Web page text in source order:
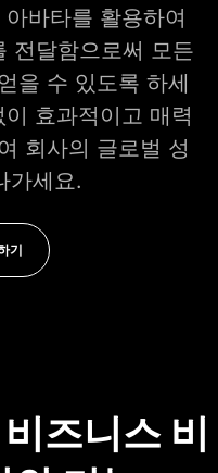
바타를 활용하여
전달함으로써 모든
을 수 있도록 하세
효과적이고 매력
회사의 글로벌 성
가세요.
기
즈니스 비